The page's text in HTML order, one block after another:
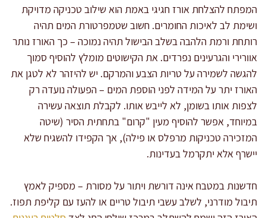
המפתח להצלחת אורז חגיגי באמת הוא שילוב טכניקה מדויקת
ושימת לב לאיכות החומרים. חשוב שטמפרטורת המים תהיה
רותחת ורמת הלהבה בשלב הבישול תהיה נמוכה – כך האורז נותר
אוורירי והגרעינים נפרדים. את הקישוטים מומלץ להוסיף סמוך
להגשה לשמירה על טריות הצבע והמרקם. יש להיזהר לא לטגן את
האורז יתר על המידה לפני הוספת המים – הפעולה נועדה רק
לצפות אותו בשומן, לא לייבש אותו. לקבלת תוצאה עשירה
במיוחד, אפשר להוסיף מעין "קרום" בתחתית הסיר (שיטה
המזכירה טכניקות מרפלס או פילה), אך הקפידו להשגיח שלא
יישרף אלא יתקרמל בעדינות.
חדשנות במטבח אינה דורשת ויתור על מסורת – מספיק לאמץ
תיבול מודרני, לשלב עשבי תיבול טריים או להעז עם קליפת תפוז.